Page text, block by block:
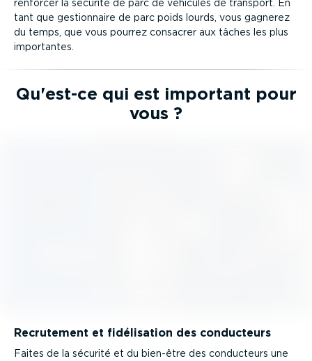
renforcer la sécurité de parc de véhicules de transport. En
tant que gestion­naire de parc poids lourds, vous gagnerez
du temps, que vous pourrez consacrer aux tâches les plus
importantes.
Qu'est-ce qui est important pour
vous ?
Recrutement et fidéli­sation des conducteurs
Faites de la sécurité et du bien-être des conducteurs une